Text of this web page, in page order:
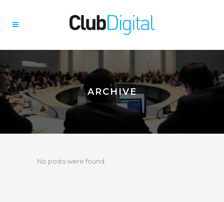
ARCHIVE
No posts were found.